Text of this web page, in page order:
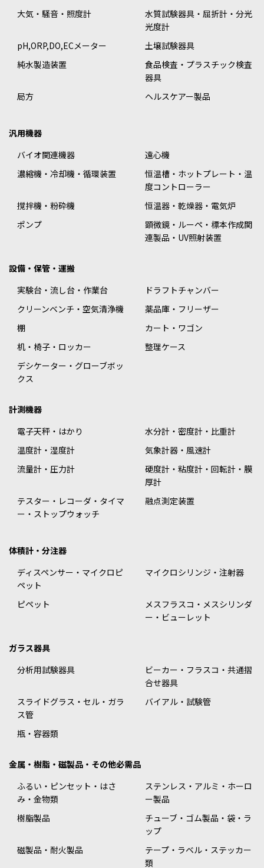
大気・騒音・照度計
水質試験器具・屈折計・分光
光度計
pH,ORP,DO,ECメーター
土壌試験器具
純水製造装置
食品検査・プラスチック検査
器具
局方
ヘルスケアー製品
汎用機器
バイオ関連機器
遠心機
濃縮機・冷却機・循環装置
恒温槽・ホットプレート・温
度コントローラー
撹拌機・粉砕機
恒温器・乾燥器・電気炉
ポンプ
顕微鏡・ルーペ・標本作成関
連製品・UV照射装置
設備・保管・運搬
実験台・流し台・作業台
ドラフトチャンバー
クリーンベンチ・空気清浄機
薬品庫・フリーザー
棚
カート・ワゴン
机・椅子・ロッカー
整理ケース
デシケーター・グローブボッ
クス
計測機器
電子天秤・はかり
水分計・密度計・比重計
温度計・湿度計
気象計器・風速計
流量計・圧力計
硬度計・粘度計・回転計・膜
厚計
テスター・レコーダ・タイマ
ー・ストップウォッチ
融点測定装置
体積計・分注器
ディスペンサー・マイクロピ
ペット
マイクロシリンジ・注射器
ピペット
メスフラスコ・メスシリンダ
ー・ビューレット
ガラス器具
分析用試験器具
ビーカー・フラスコ・共通摺
合せ器具
スライドグラス・セル・ガラ
ス管
バイアル・試験管
瓶・容器類
金属・樹脂・磁製品・その他必需品
ふるい・ピンセット・はさ
み・金物類
ステンレス・アルミ・ホーロ
ー製品
樹脂製品
チューブ・ゴム製品・袋・ラ
ップ
磁製品・耐火製品
テープ・ラベル・ステッカー
類